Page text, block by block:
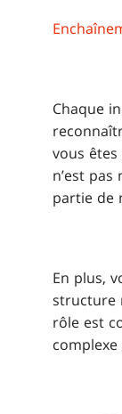
Chaque
vous
n’est
partie de
En plus,
structure
rôle est